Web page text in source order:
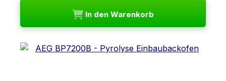
In den Warenkorb